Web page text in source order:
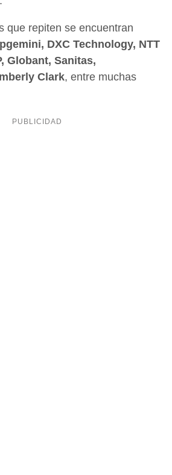
que repiten se encuentran
DXC Technology, NTT
Globant, Sanitas,
Clark, entre muchas